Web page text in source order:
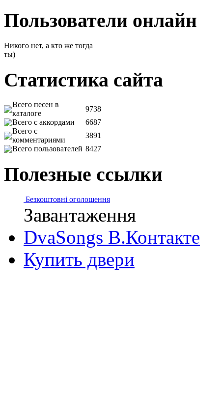
Пользователи онлайн
Никого нет, а кто же тогда
ты)
Статистика сайта
Всего песен в
каталоге
9738
Всего с аккордами
6687
Всего с
комментариями
3891
Всего пользователей 8427
Полезные ссылки
Безкоштовні оголошення
Завантаження
DvaSongs В.Контакте
Купить двери